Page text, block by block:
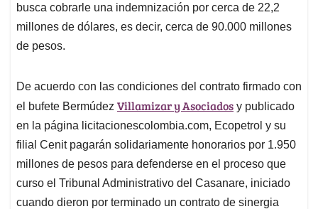
busca cobrarle una indemnización por cerca de 22,2
millones de dólares, es decir, cerca de 90.000 millones
de pesos.
De acuerdo con las condiciones del contrato firmado con
el bufete Bermúdez Villamizar y Asociados y publicado
en la página licitacionescolombia.com, Ecopetrol y su
filial Cenit pagarán solidariamente honorarios por 1.950
millones de pesos para defenderse en el proceso que
curso el Tribunal Administrativo del Casanare, iniciado
cuando dieron por terminado un contrato de sinergia